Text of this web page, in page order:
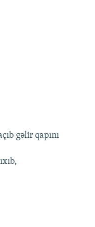
gəlir qapını